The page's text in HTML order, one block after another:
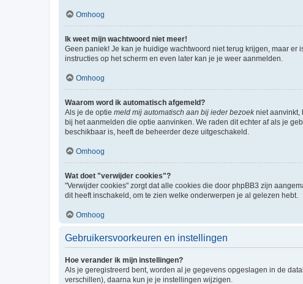
Omhoog
Ik weet mijn wachtwoord niet meer!
Geen paniek! Je kan je huidige wachtwoord niet terug krijgen, maar
instructies op het scherm en even later kan je je weer aanmelden.
Omhoog
Waarom word ik automatisch afgemeld?
Als je de optie meld mij automatisch aan bij ieder bezoekniet aanvinkt,
bij het aanmelden die optie aanvinken. We raden dit echter af als je
beschikbaar is, heeft de beheerder deze uitgeschakeld.
Omhoog
Wat doet "verwijder cookies"?
"Verwijder cookies" zorgt dat alle cookies die door phpBB3 zijn
dit heeft inschakeld, om te zien welke onderwerpen je al gelezen hebt.
Omhoog
Gebruikersvoorkeuren en instellingen
Hoe verander ik mijn instellingen?
Als je geregistreerd bent, worden al je gegevens opgeslagen in de
verschillen), daarna kun je je instellingen wijzigen.